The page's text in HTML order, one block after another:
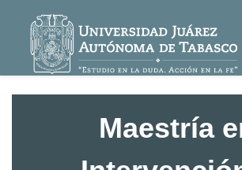
Maestría